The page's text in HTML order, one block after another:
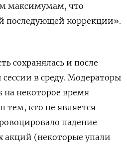
максимумам, что
последующей коррекции».
сохранялась и после
в среду. Модераторы
на некоторое время
тем, кто не является
падение
акций (некоторые упали